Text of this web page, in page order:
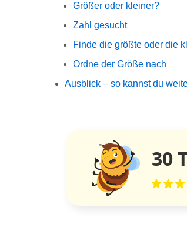
Größer oder kleiner?
Zahl gesucht
Finde die größte oder die
Ordne der Größe nach
Ausblick – so kannst du
30